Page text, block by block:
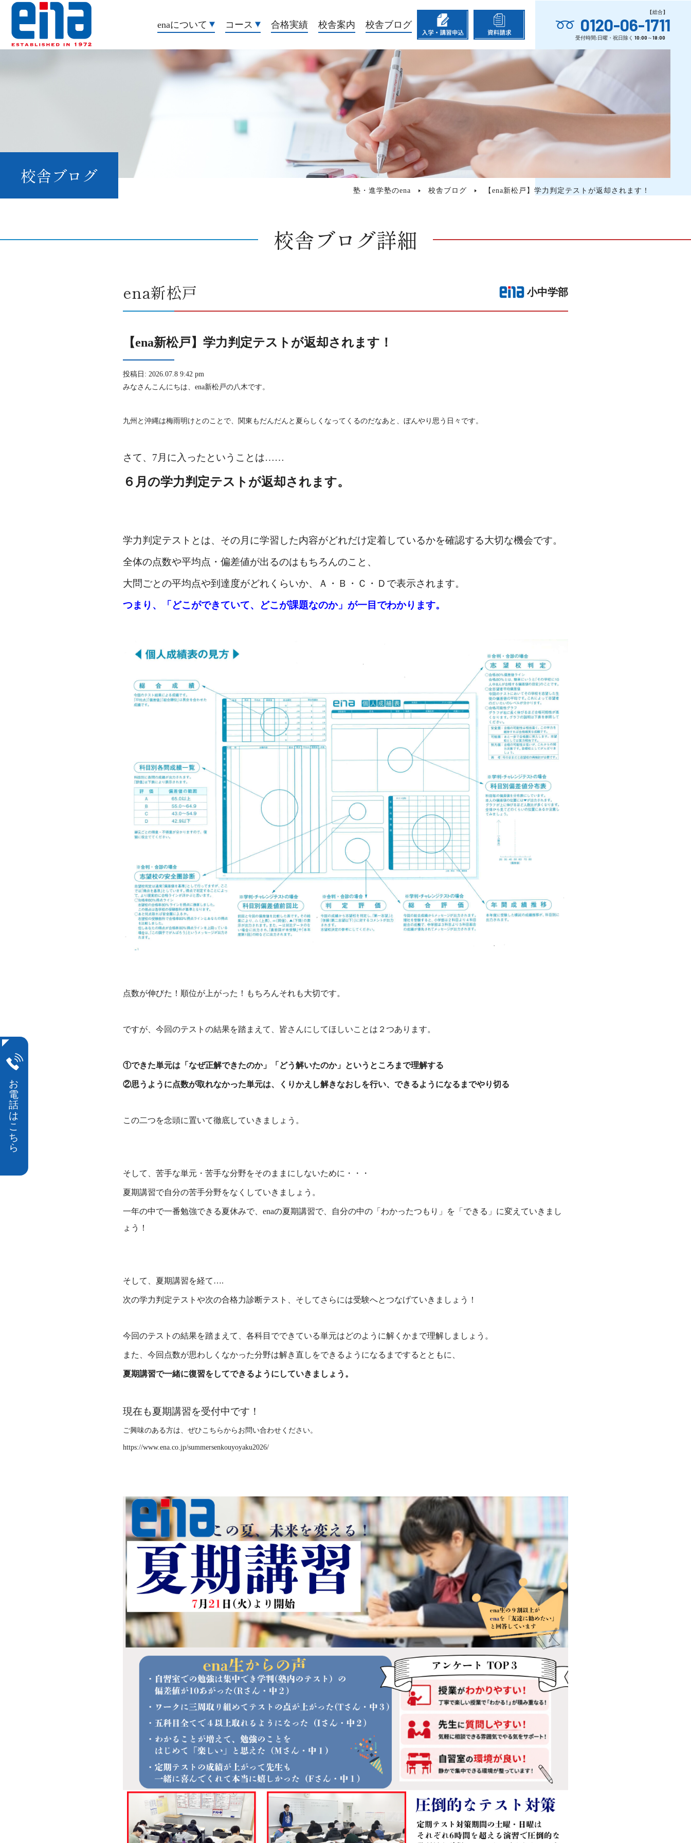
enaについて コース 合格実績 校舎案内 校舎ブログ 0120-06-1711
校舎ブログ
塾・進学塾のena 校舎ブログ 【ena新松戸】学力判定テストが返却されます！
校舎ブログ詳細
ena新松戸 小中学部
【ena新松戸】学力判定テストが返却されます！
投稿日: 2026.07.8 9:42 pm
みなさんこんにちは、ena新松戸の八木です。
九州と沖縄は梅雨明けとのことで、関東もだんだんと夏らしくなってくるのだなあと、ぼんやり思う日々です。
さて、7月に入ったということは……
６月の学力判定テストが返却されます。
学力判定テストとは、その月に学習した内容がどれだけ定着しているかを確認する大切な機会です。
全体の点数や平均点・偏差値が出るのはもちろんのこと、
大問ごとの平均点や到達度がどれくらいか、
Ａ・Ｂ・Ｃ・Ｄで表示されます。
つまり、「どこができていて、どこが課題なのか」が一目でわかります。
点数が伸びた！順位が上がった！もちろんそれも大切です。
ですが、今回のテストの結果を踏まえて、 皆さんにしてほしいことは２つあります。
①できた単元は「なぜ正解できたのか」「どう解いたのか」というところまで理解する
②思うように点数が取れなかった単元は、くりかえし解きなおしを行い、できるようになるまでやり切る
この二つを念頭に置いて徹底していきましょう。
そして、苦手な単元・苦手な分野をそのままにしないために・・・
夏期講習で自分の苦手分野をなくしていきましょう。
一年の中で一番勉強できる夏休みで、enaの夏期講習で、自分の中の「わかったつもり」を「できる」に変えていきまし
ょう！
そして、夏期講習を経て….
次の学力判定テストや次の合格力診断テスト、そしてさらには受験へとつなげていきましょう！
今回のテストの結果を踏まえて、各科目でできている単元はどのように解くかまで理解しましょう。
また、今回点数が思わしくなかった分野は解き直しをできるようになるまでするとともに、
夏期講習で一緒に復習をしてできるようにしていきましょう。
現在も夏期講習を受付中です！
ご興味のある方は、ぜひこちらからお問い合わせください。
https://www.ena.co.jp/summersenkouyoyaku2026/